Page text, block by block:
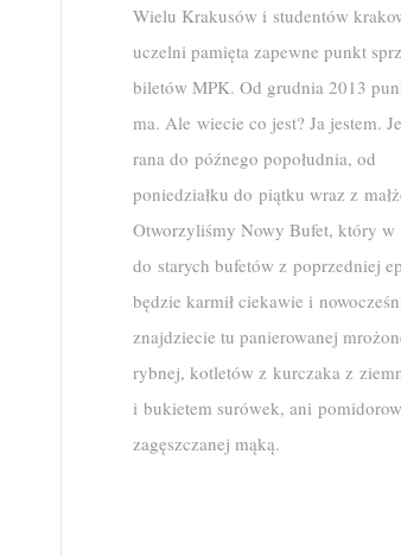
Wielu Krakusów i studentów
uczelni pamięta zapewne punkt
biletów MPK. Od grudnia 2013
ma. Ale wiecie co jest? Ja jestem.
rana do późnego popołudnia, od
poniedziałku do piątku wraz z
Otworzyliśmy Nowy Bufet, który w
do starych bufetów z poprzedniej
będzie karmił ciekawie i
znajdziecie tu panierowanej
rybnej, kotletów z kurczaka z
i bukietem surówek, ani
zagęszczanej mąką.